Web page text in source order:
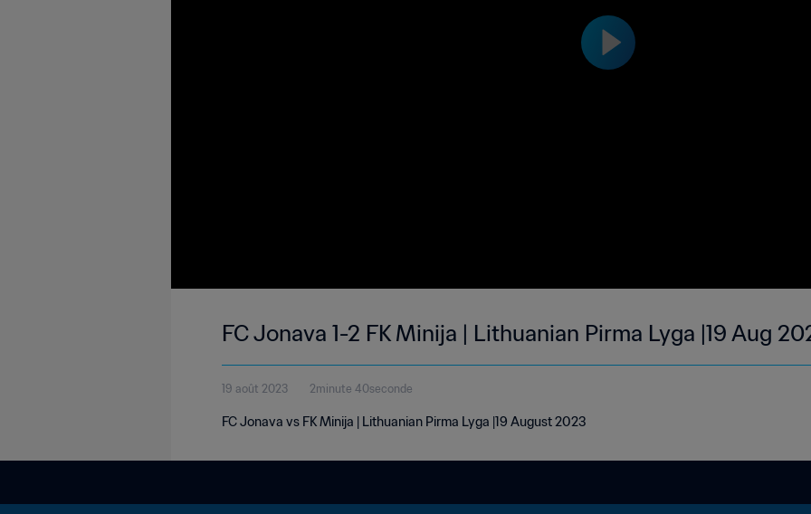
FC Jonava 1-2 FK Minija | Lithuanian Pirma Lyga |19 Aug
19 août 2023 2minute 40seconde
FC Jonava vs FK Minija | Lithuanian Pirma Lyga |19 August 2023